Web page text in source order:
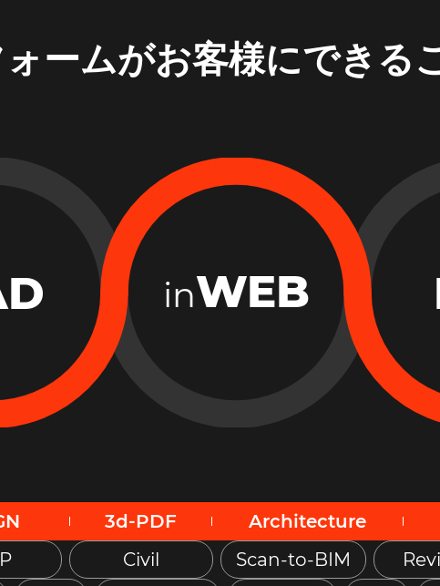
ームがお客様にできる
inWEB
3d-PDF
Architecture
Civil Scan-to-BIM